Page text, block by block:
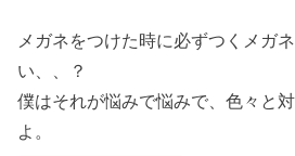
メガネをつけた時に必ずつくメガ
い、、？
僕はそれが悩みで悩みで、色々と
よ。